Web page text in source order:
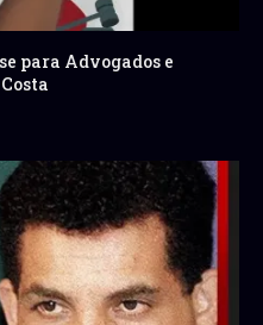
para Advogados e